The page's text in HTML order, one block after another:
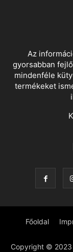
Az
gyorsabban
mindenféle
termékeket
Főoldal
Copyright ©